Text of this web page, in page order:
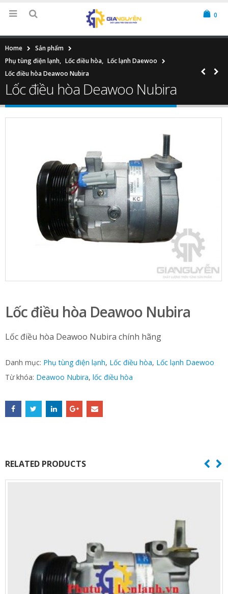
0
Home
Sản phẩm
Phụ tùng điện lạnh, Lốc điều hòa, Lốc lạnh Daewoo
Lốc điều hòa Deawoo Nubira
Lốc điều hòa Deawoo Nubira
Lốc điều hòa Deawoo Nubira
Lốc điều hòa Deawoo Nubira chính hãng
Danh mục: Phụ tùng điện lạnh, Lốc điều hòa, Lốc lạnh Daewoo
Từ khóa: Deawoo Nubira, lốc điều hòa
RELATED PRODUCTS